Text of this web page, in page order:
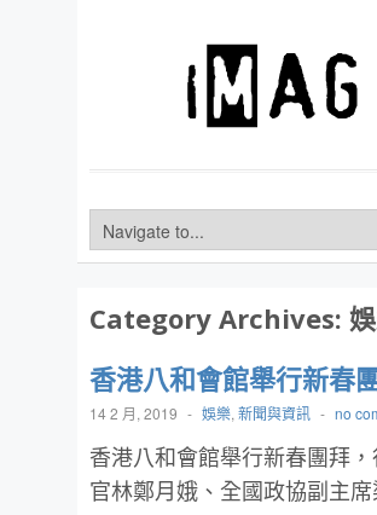
Category Archives:
香港八和會館舉行新春
14 2 月, 2019 - 娛樂, 新聞與資訊 - no
香港八和會館舉行新春團拜
官林鄭月娥、全國政協副主